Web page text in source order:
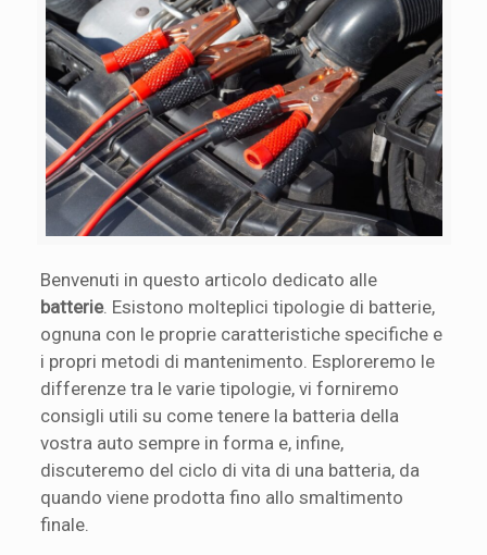
Benvenuti in questo articolo dedicato alle
batterie. Esistono molteplici tipologie di batterie,
ognuna con le proprie caratteristiche specifiche e
i propri metodi di mantenimento. Esploreremo le
differenze tra le varie tipologie, vi forniremo
consigli utili su come tenere la batteria della
vostra auto sempre in forma e, infine,
discuteremo del ciclo di vita di una batteria, da
quando viene prodotta fino allo smaltimento
finale.